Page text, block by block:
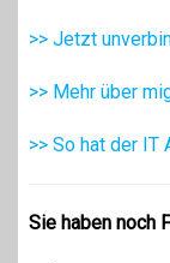
>> Jetzt
>> Mehr über
>> So hat der
Sie haben noch